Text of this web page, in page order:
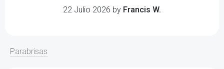
22 Julio 2026 by Francis W.
Parabrisas